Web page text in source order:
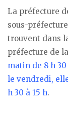
La préfecture
sous-
trouvent dans
préfecture de
matin de 8 h 30
le vendredi,
h 30 à 15 h.